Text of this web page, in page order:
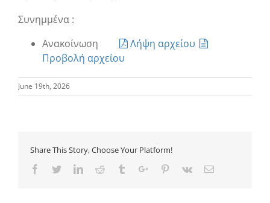
Συνημμένα :
Ανακοίνωση
Λήψη αρχείου
Προβολή αρχείου
June 19th, 2026
Share This Story, Choose Your Platform!
Facebook
TwitterLinkedinReddit TumblrGoogle+Pinterest
Vk Email